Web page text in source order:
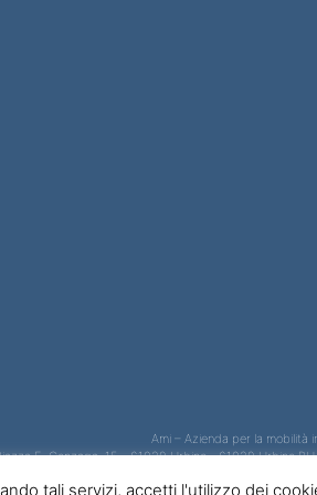
Ami – Azienda per la mobilità
E. Gonzaga, 15 – 61029 Urbino - 61029 Urbino
tali servizi, accetti l'utilizzo dei